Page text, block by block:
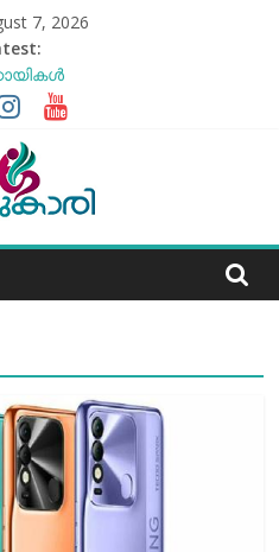
7, 2026
മനുഷ്യന്‍
പോരാട്ടം തുടരും”